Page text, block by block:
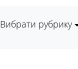
Вибрати рубрику